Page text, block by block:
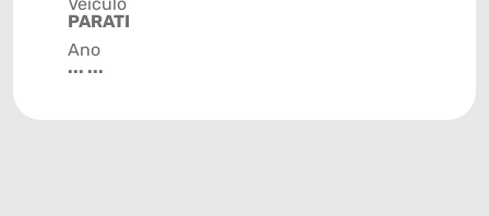
Veículo
PARATI
Ano
... ...